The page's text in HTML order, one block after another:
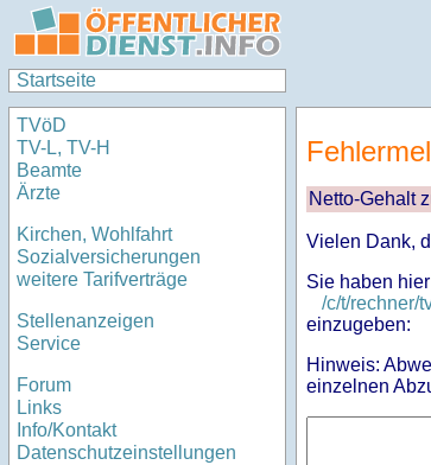
Startseite
TVöD
TV-L, TV-H
Beamte
Ärzte
Kirchen, Wohlfahrt
Sozialversicherungen
weitere Tarifverträge
Stellenanzeigen
Service
Forum
Links
Info/Kontakt
Datenschutzeinstellungen
Netto-Gehalt
Vielen Dank,
Sie haben
/c/t/rechner/
einzugeben:
Hinweis:
einzelnen